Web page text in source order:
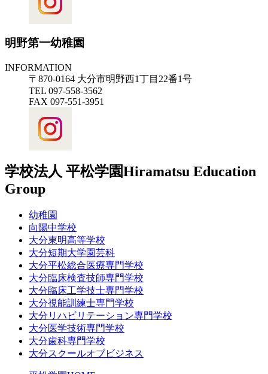
明野第一幼稚園
INFORMATION
〒870-0164 大分市明野西1丁目22番1号
TEL 097-558-3562
FAX 097-551-3951
学校法人 平松学園Hiramatsu Education
Group
幼稚園
向陽中学校
大分東明高等学校
大分短期大学園芸科
大分平松総合医療専門学校
大分臨床検査技師専門学校
大分臨床工学技士専門学校
大分視能訓練士専門学校
大分リハビリテーション専門学校
大分医学技術専門学校
大分歯科専門学校
大分スクールオブビジネス